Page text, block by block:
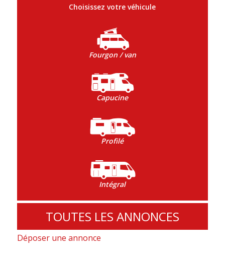
Choisissez votre véhicule
Fourgon / van
Capucine
Profilé
Intégral
TOUTES LES ANNONCES
Déposer une annonce